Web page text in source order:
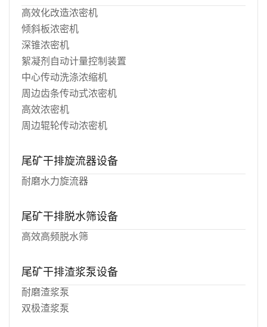
高效化改造浓密机
倾斜板浓密机
深锥浓密机
絮凝剂自动计量控制装置
中心传动洗涤浓缩机
周边齿条传动式浓密机
高效浓密机
周边辊轮传动浓密机
尾矿干排旋流器设备
耐磨水力旋流器
尾矿干排脱水筛设备
高效高频脱水筛
尾矿干排渣浆泵设备
耐磨渣浆泵
双极渣浆泵